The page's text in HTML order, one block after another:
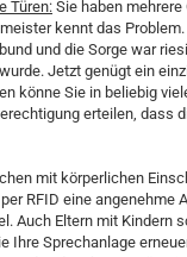
Türen: Sie haben
kennt das
und die Sorge war
Jetzt genügt ein
könne Sie in beliebig
erteilen, dass
mit körperlichen
RFID eine angenehme
Auch Eltern mit Kindern
Ihre Sprechanlage